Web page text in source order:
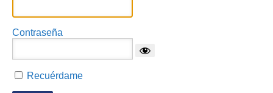
Contraseña
Recuérdame